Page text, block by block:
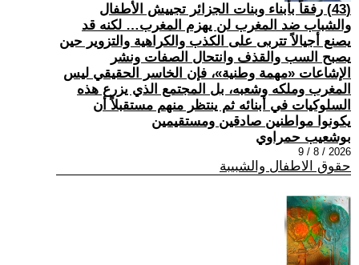
(43) رفقاً بأبناء وبنات الجزائر تجييش الأطفال
والشباب ضد المغرب لن يهزم المغرب… لكنه قد
يصنع أجيالاً تتربى على الكذب والكراهية والتزوير حين
يصبح السب والقذف وانتحال الصفات ونشر
الإشاعات «مهمة وطنية»، فإن الخاسر الحقيقي ليس
المغرب وملكه وشعبه، بل المجتمع الذي يزرع هذه
السلوكيات في أبنائه ثم ينتظر منهم مستقبلاً أن
يكونوا مواطنين صادقين ومستقيمين
بوشعيب حمراوي
2026 / 8 / 9
حقوق الاطفال والشبيبة